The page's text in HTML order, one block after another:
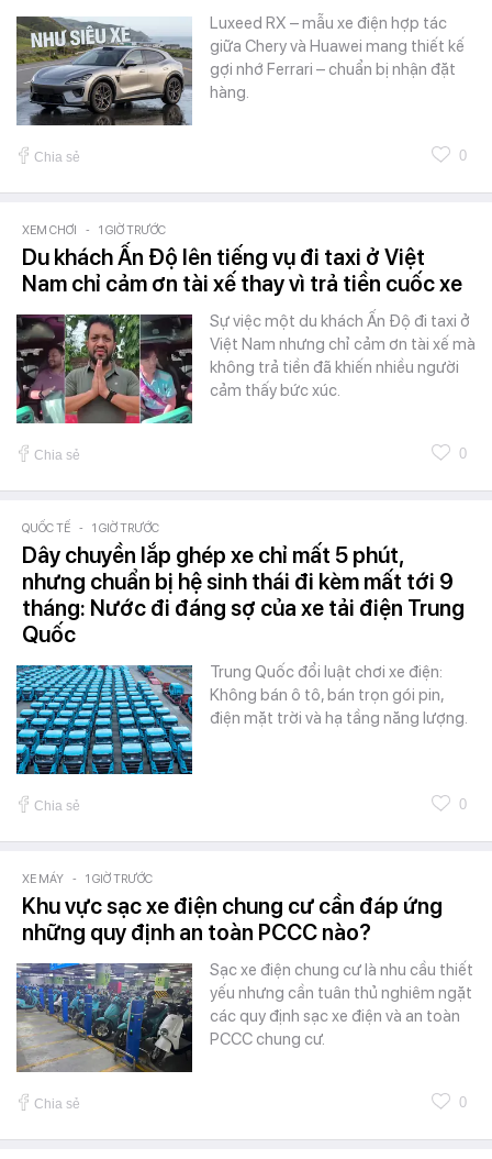
Luxeed RX – mẫu xe điện hợp tác
giữa Chery và Huawei mang thiết kế
gợi nhớ Ferrari – chuẩn bị nhận đặt
hàng.
Chia sẻ 0
XEM CHƠI - 1 GIỜ TRƯỚC
Du khách Ấn Độ lên tiếng vụ đi taxi ở Việt
Nam chỉ cảm ơn tài xế thay vì trả tiền cuốc xe
Sự việc một du khách Ấn Độ đi taxi ở
Việt Nam nhưng chỉ cảm ơn tài xế mà
không trả tiền đã khiến nhiều người
cảm thấy bức xúc.
Chia sẻ 0
QUỐC TẾ - 1 GIỜ TRƯỚC
Dây chuyền lắp ghép xe chỉ mất 5 phút,
nhưng chuẩn bị hệ sinh thái đi kèm mất tới 9
tháng: Nước đi đáng sợ của xe tải điện Trung
Quốc
Trung Quốc đổi luật chơi xe điện:
Không bán ô tô, bán trọn gói pin,
điện mặt trời và hạ tầng năng lượng.
Chia sẻ 0
XE MÁY - 1 GIỜ TRƯỚC
Khu vực sạc xe điện chung cư cần đáp ứng
những quy định an toàn PCCC nào?
Sạc xe điện chung cư là nhu cầu thiết
yếu nhưng cần tuân thủ nghiêm ngặt
các quy định sạc xe điện và an toàn
PCCC chung cư.
Chia sẻ 0